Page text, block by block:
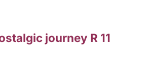
journey R 11